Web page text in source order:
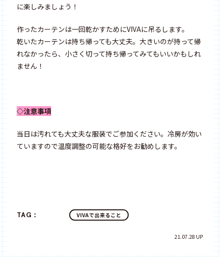
に楽しみましょう！
作ったカーテンは一回乾かすためにVIVAに吊るします。
乾いたカーテンは持ち帰っても大丈夫。大きいのが持って帰
れなかったら、小さく切って持ち帰ってみてもいいかもしれ
ません！
◇注意事項
当日は汚れても大丈夫な服装でご参加ください。冷房が効い
ていますので温度調整の可能な格好をお勧めします。
TAG： VIVAで出来ること
21.07.28 UP